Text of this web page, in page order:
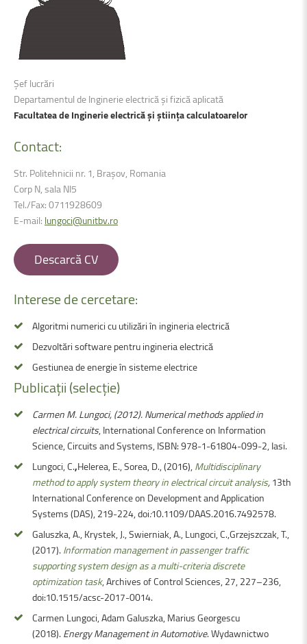
Șef lucrări
Departamentul de Inginerie electrică și fizică aplicată
Facultatea de Inginerie electrică și știința calculatoarelor
Contact:
Str. Politehnicii nr. 1, Brașov, Romania
Corp N, sala NI5
Tel./Fax: 0711928609
E-mail: lungoci@unitbv.ro
Descarcă CV
Interesedecercetare:
Algoritmi numerici cu utilizări în ingineria electrică
Dezvoltări software pentru ingineria electrică
Gestiunea de energie în sisteme electrice
Publicații(selecție)
Carmen M. Lungoci, (2012).Numerical methods applied in
electrical circuits, International Conference on Information
Science, Circuits and Systems, ISBN: 978-1-61804-099-2, Iasi.
Lungoci, C.,Helerea, E., Sorea, D., (2016),Multidisciplinary
method to apply system theory in electrical circuit analysis,13th
International Conference on Development and Application
Systems (DAS), 219-224, doi:10.1109/DAAS.2016.7492578.
Galuszka, A., Krystek, J., Swierniak, A., Lungoci, C.,Grzejszczak, T.,
(2017). Information management in passenger traffic
supporting system design as a multi-criteria discrete
optimization task, Archives of Control Sciences, 27, 227–236,
doi:10.1515/acsc-2017-0014.
Carmen Lungoci, Adam Galuszka, Marius Georgescu
(2018). Energy Management in Automotive. Wydawnictwo